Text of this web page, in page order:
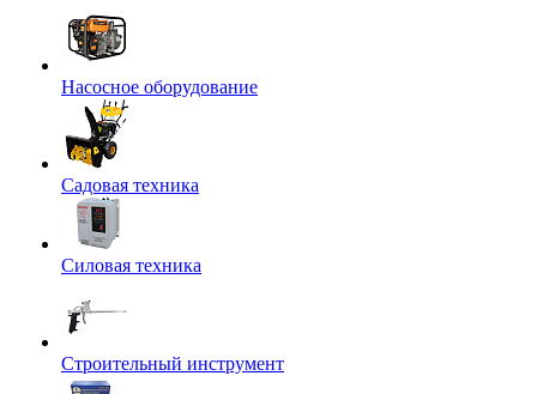
Насосное оборудование
Садовая техника
Силовая техника
Строительный инструмент